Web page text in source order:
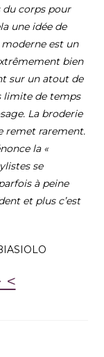
du corps pour
une idée de
est un
bien
sur un atout de
limite de temps
La broderie
remet rarement.
la «
se
à peine
et plus c’est
<